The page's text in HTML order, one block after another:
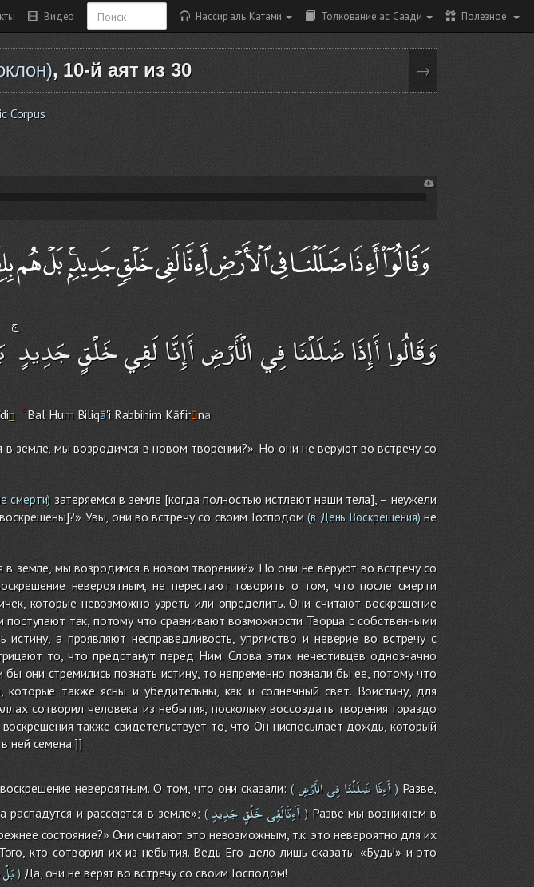
Видео Нассир аль-Катами Толкование ас-Саади Полезное
, 10-й аят из 30 →
Corpus
وَقَالُوا أَإِذَا ضَلَلْنَا فِي الْأَرْضِ أَإِنَّا لَفِي خَلْقٍ
din Bal HumBiliqā'i RabbihimKāfirūna
земле, мы возродимся в новом творении?». Но они не веруют во встречу со
смерти) затеряемся в земле [когда полностью истлеют наши тела], – неужели
Увы, они во встречу со своим Господом(в День Воскрешения)не
в земле, мы возродимся в новом творении?» Но они не веруют во встречу со
невероятным, не перестают говорить о том, что после смерти
которые невозможно узреть или определить. Они считают воскрешение
так, потому что сравнивают возможности Творца с собственными
а проявляют несправедливость, упрямство и неверие во встречу с
то, что предстанут перед Ним. Слова этих нечестивцев однозначно
они стремились познать истину, то непременно познали бы ее, потому что
которые также ясны и убедительны, как и солнечный свет. Воистину, для
сотворил человека из небытия, поскольку воссоздать творения гораздо
также свидетельствует то, что Он ниспосылает дождь, который
ней семена.]]
невероятным. О том, что они сказали:( أَءِذَاضَلَلْنَافِىالأَرْضِ )Разве,
и рассеются в земле»;( أَءِنَّالَفِىخَلْقٍ جَدِيدٍ )Разве мы возникнем в
состояние?» Они считают это невозможным, т.к. это невероятно для их
кто сотворил их из небытия. Ведь Его дело лишь сказать: «Будь!» и это
بَلْ) Да, они не верят во встречу со своим Господом!